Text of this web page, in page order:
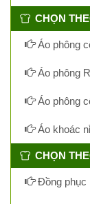
CHỌN
Áo phông
Áo phông
Áo phông
Áo khoác nỉ
CHỌN
Đồng phục